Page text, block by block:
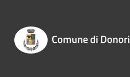
Comune di Donori